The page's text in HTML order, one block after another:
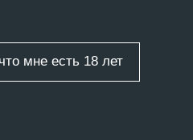
мне есть 18 лет